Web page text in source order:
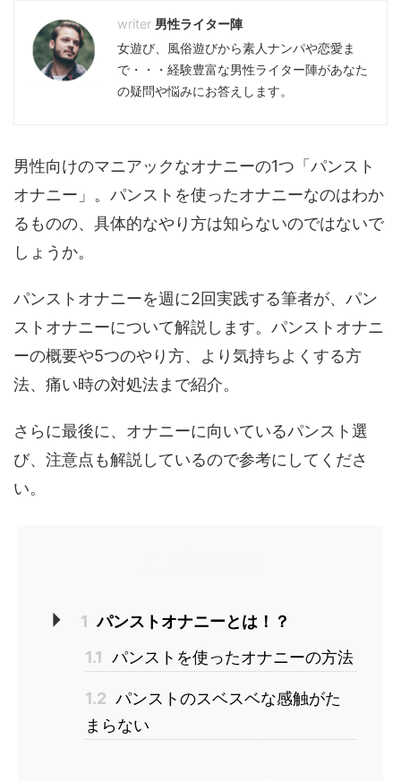
男性ライター陣
女遊び、風俗遊びから素人ナンパや恋愛ま
で・・・経験豊富な男性ライター陣があなた
の疑問や悩みにお答えします。
男性向けのマニアックなオナニーの1つ「パンスト
オナニー」。パンストを使ったオナニーなのはわか
るものの、具体的なやり方は知らないのではないで
しょうか。
パンストオナニーを週に2回実践する筆者が、パン
ストオナニーについて解説します。パンストオナニ
ーの概要や5つのやり方、より気持ちよくする方
法、痛い時の対処法まで紹介。
さらに最後に、オナニーに向いているパンスト選
び、注意点も解説しているので参考にしてくださ
い。
1 パンストオナニーとは！？
1.1 パンストを使ったオナニーの方法
1.2 パンストのスベスベな感触がた
まらない